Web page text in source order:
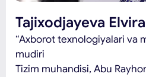
Tajixodjayeva
“Axborot texnologiyalari va
mudiri
Tizim muhandisi, Abu